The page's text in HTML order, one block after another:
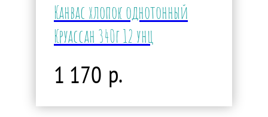
Канвас хлопок однотонный
Круассан 340г 12 унц
1 170 р.